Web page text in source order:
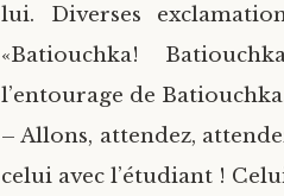
lui. Diverses
«Batiouchka!
l’entourage de
– Allons, attendez,
celui avec l’étudiant !